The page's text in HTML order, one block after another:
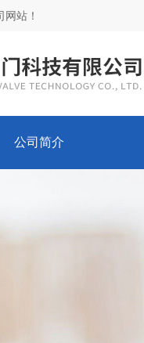
站！
公司简介